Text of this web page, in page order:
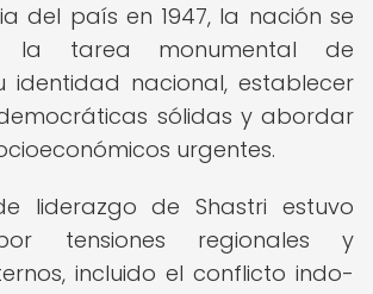
del país en 1947, la nación se
la tarea monumental de
identidad nacional, establecer
sólidas y abordar
urgentes.
liderazgo de Shastri estuvo
tensiones regionales y
incluido el conflicto indo-